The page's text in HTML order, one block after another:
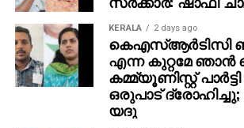
KERALA 2 days ago
കെഎസ്ആര്‍ടിസി
എന്ന കുറ്റമേ ഞാന്‍
കമ്മ്യൂണിസ്റ്റ്
ഒരുപാട്
യദു